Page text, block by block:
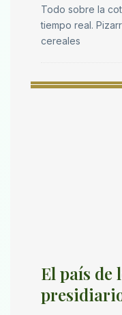
Todo sobre la
tiempo real.
cereales
El país de